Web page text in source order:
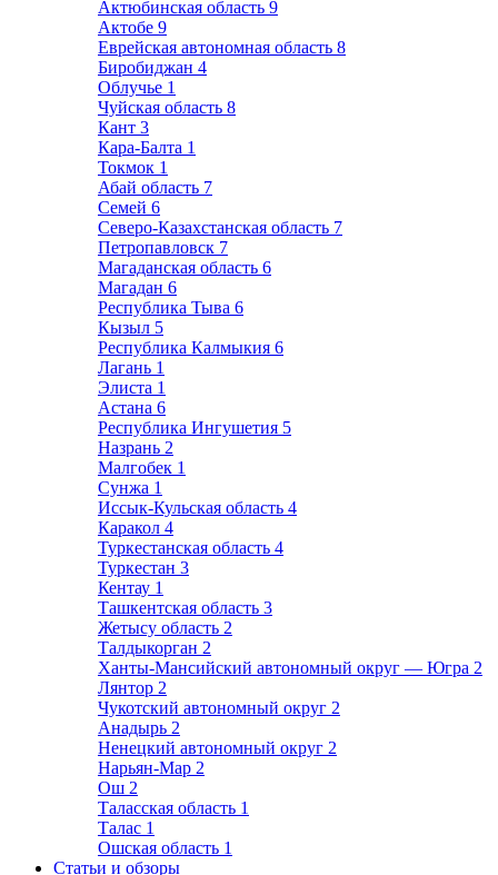
Актюбинская область 9
Актобе 9
Еврейская автономная область 8
Биробиджан 4
Облучье 1
Чуйская область 8
Кант 3
Кара-Балта 1
Токмок 1
Абай область 7
Семей 6
Северо-Казахстанская область 7
Петропавловск 7
Магаданская область 6
Магадан 6
Республика Тыва 6
Кызыл 5
Республика Калмыкия 6
Лагань 1
Элиста 1
Астана 6
Республика Ингушетия 5
Назрань 2
Малгобек 1
Сунжа 1
Иссык-Кульская область 4
Каракол 4
Туркестанская область 4
Туркестан 3
Кентау 1
Ташкентская область 3
Жетысу область 2
Талдыкорган 2
Ханты-Мансийский автономный округ — Югра 2
Лянтор 2
Чукотский автономный округ 2
Анадырь 2
Ненецкий автономный округ 2
Нарьян-Мар 2
Ош 2
Таласская область 1
Талас 1
Ошская область 1
Статьи и обзоры